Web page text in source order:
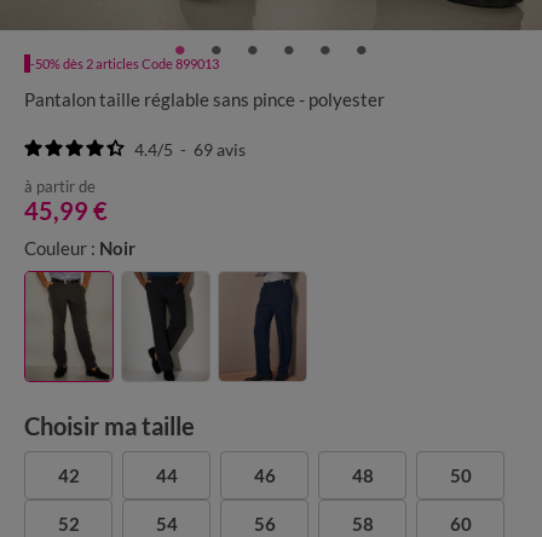
-50% dès 2 articles Code 899013
Pantalon taille réglable sans pince - polyester
4.4/5 - 69avis
à partir de
45,99 €
Couleur : Noir
Choisir ma taille
42 44 46 48 50
52 54 56 58 60